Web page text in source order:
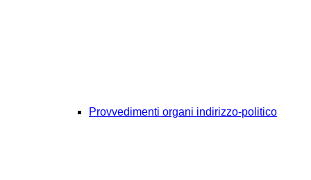
Provvedimenti organi indirizzo-politico